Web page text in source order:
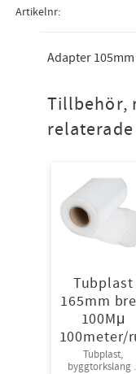
Artikelnr
Adapter
Tillbehör,
Tubplast
165mm
100Mμ
100meter/
Tubplast,
byggtorkslang